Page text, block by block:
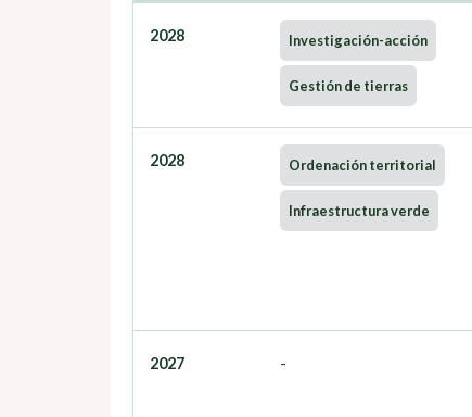
2028 Investigación-acción
Gestión de tierras
2028 Ordenación territorial
Infraestructura verde
2027 -